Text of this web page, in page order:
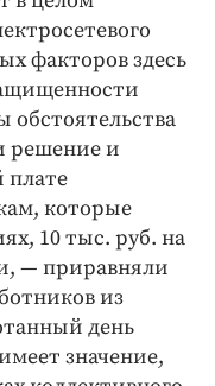
факторов здесь
обстоятельства
решение и
плате
которые
10 тыс. руб. на
— приравняли
из
день
значение,